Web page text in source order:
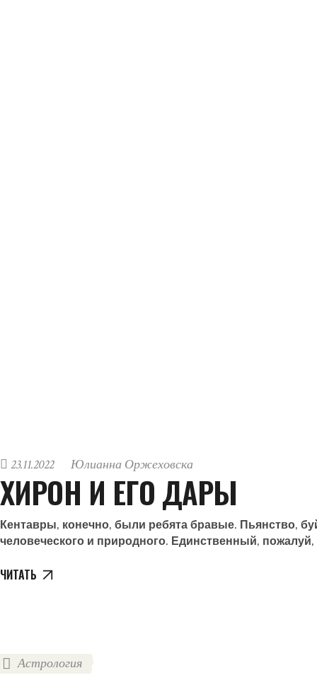
23.11.2022 Юлианна Оржеховска
ХИРОН И ЕГО ДАРЫ
Кентавры, конечно, были ребята бравые. Пьянство,
человеческого и природного. Единственный,
ЧИТАТЬ
Астрология